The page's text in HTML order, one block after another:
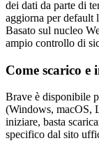
dei dati da parte di
aggiorna per default
Basato sul nucleo
ampio controllo di
Come scarico e
Brave è disponibile
(Windows, macOS,
iniziare, basta
specifico dal sito